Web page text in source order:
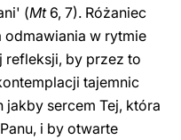
(Mt6, 7). Różaniec
w rytmie
by przez to
tajemnic
sercem Tej, która
i by otwarte